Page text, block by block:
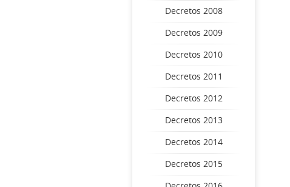
Decretos 2008
Decretos 2009
Decretos 2010
Decretos 2011
Decretos 2012
Decretos 2013
Decretos 2014
Decretos 2015